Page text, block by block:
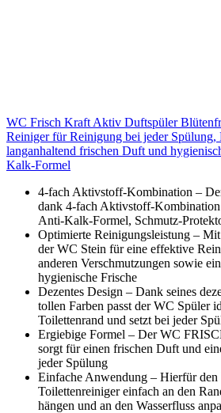
WC Frisch Kraft Aktiv Duftspüler
Reiniger für Reinigung bei jeder Spülung,
langanhaltend frischen Duft und
Kalk-Formel
4-fach Aktivstoff-Kombination –
dank 4-fach Aktivstoff-Kombination
Anti-Kalk-Formel, Schmutz-
Optimierte Reinigungsleistung –
der WC Stein für eine effektive
anderen Verschmutzungen sowie
hygienische Frische
Dezentes Design – Dank seines
tollen Farben passt der WC Spüler
Toilettenrand und setzt bei jeder
Ergiebige Formel – Der WC
sorgt für einen frischen Duft und
jeder Spülung
Einfache Anwendung – Hierfür
Toilettenreiniger einfach an den
hängen und an den Wasserfluss